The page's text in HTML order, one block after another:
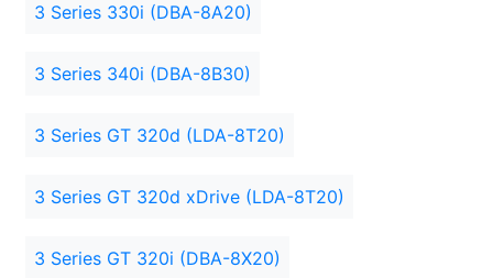
3 Series 330i (DBA-8A20)
3 Series 340i (DBA-8B30)
3 Series GT 320d (LDA-8T20)
3 Series GT 320d xDrive (LDA-8T20)
3 Series GT 320i (DBA-8X20)